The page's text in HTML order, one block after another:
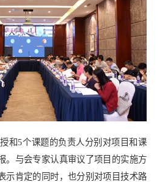
和5个课题的负责人分别对项目和课
。与会专家认真审议了项目的实施方
示肯定的同时，也分别对项目技术路